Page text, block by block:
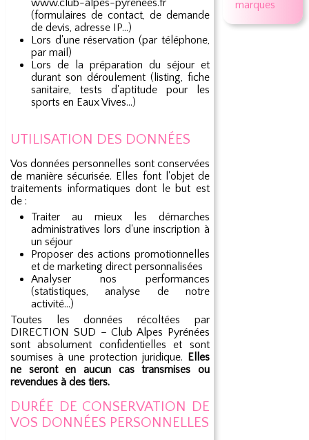
www.club-alpes-pyrenees.fr
(formulaires de contact, de demande
de devis, adresse IP...)
Lors d'une réservation (par téléphone,
par mail)
Lors de la préparation du séjour et
durant son déroulement (listing, fiche
sanitaire, tests d'aptitude pour les
sports en Eaux Vives...)
UTILISATION DES DONNÉES
Vos données personnelles sont conservées
de manière sécurisée. Elles font l'objet de
traitements informatiques dont le but est
de :
Traiter au mieux les démarches
administratives lors d'une inscription à
un séjour
Proposer des actions promotionnelles
et de marketing direct personnalisées
Analyser nos performances
(statistiques, analyse de notre
activité...)
Toutes les données récoltées par
DIRECTION SUD – Club Alpes Pyrénées
sont absolument confidentielles et sont
soumises à une protection juridique. Elles
ne seront en aucun cas transmises ou
revendues à des tiers.
DURÉE DE CONSERVATION DE
VOS DONNÉES PERSONNELLES
marques